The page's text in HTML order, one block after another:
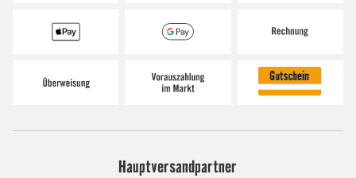
Hauptversandpartner